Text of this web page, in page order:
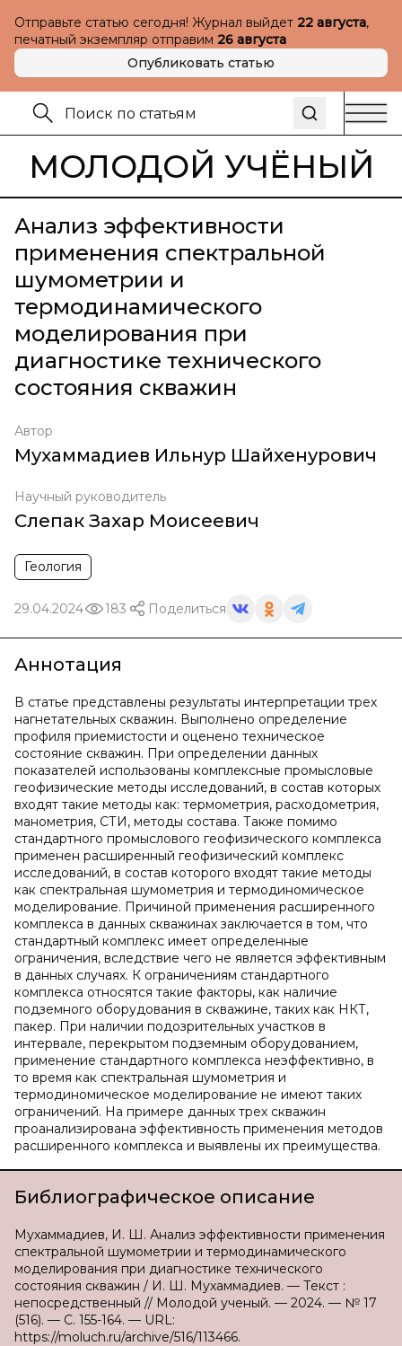
Отправьте статью сегодня! Журнал выйдет 22 августа,
печатный экземпляр отправим 26 августа
Опубликовать статью
МОЛОДОЙ УЧЁНЫЙ
Анализ эффективности
применения спектральной
шумометрии и
термодинамического
моделирования при
диагностике технического
состояния скважин
Автор
Мухаммадиев Ильнур Шайхенурович
Научный руководитель
Слепак Захар Моисеевич
Геология
29.04.2024 183 Поделиться
Аннотация
В статье представлены результаты интерпретации трех
нагнетательных скважин. Выполнено определение
профиля приемистости и оценено техническое
состояние скважин. При определении данных
показателей использованы комплексные промысловые
геофизические методы исследований, в состав которых
входят такие методы как: термометрия, расходометрия,
манометрия, СТИ, методы состава. Также помимо
стандартного промыслового геофизического комплекса
применен расширенный геофизический комплекс
исследований, в состав которого входят такие методы
как спектральная шумометрия и термодиномическое
моделирование. Причиной применения расширенного
комплекса в данных скважинах заключается в том, что
стандартный комплекс имеет определенные
ограничения, вследствие чего не является эффективным
в данных случаях. К ограничениям стандартного
комплекса относятся такие факторы, как наличие
подземного оборудования в скважине, таких как НКТ,
пакер. При наличии подозрительных участков в
интервале, перекрытом подземным оборудованием,
применение стандартного комплекса неэффективно, в
то время как спектральная шумометрия и
термодиномическое моделирование не имеют таких
ограничений. На примере данных трех скважин
проанализирована эффективность применения методов
расширенного комплекса и выявлены их преимущества.
Библиографическое описание
Мухаммадиев, И. Ш. Анализ эффективности применения
спектральной шумометрии и термодинамического
моделирования при диагностике технического
состояния скважин / И. Ш. Мухаммадиев. — Текст :
непосредственный // Молодой ученый. — 2024. — № 17
(516). — С. 155-164. — URL:
https://moluch.ru/archive/516/113466.